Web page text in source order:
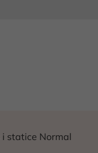
i statice Normal